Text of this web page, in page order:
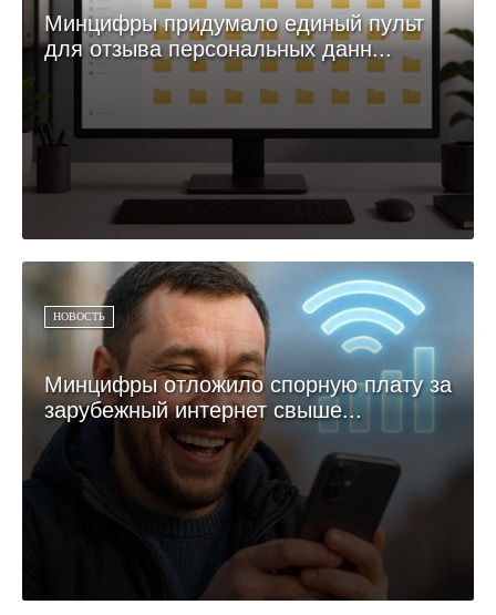
Минцифры придумало единый пульт
для отзыва персональных данн...
НОВОСТЬ
Минцифры отложило спорную плату за
зарубежный интернет свыше...